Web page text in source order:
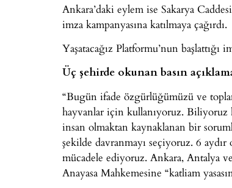
Ankara’daki eylem ise Sakarya
imza kampanyasına katılmaya çağırdı.
Yaşatacağız Platformu’nun başlattığı
Üç şehirde okunan basın
“Bugün ifade özgürlüğümüzü ve
hayvanlar için kullanıyoruz. Biliyoruz
insan olmaktan kaynaklanan bir
şekilde davranmayı seçiyoruz. 6
mücadele ediyoruz. Ankara, Antalya
Anayasa Mahkemesine “katliam